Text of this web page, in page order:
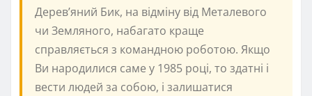
Дерев’яний Бик, на відміну від Металевого
чи Земляного, набагато краще
справляється з командною роботою. Якщо
Ви народилися саме у 1985 році, то здатні і
вести людей за собою, і залишатися